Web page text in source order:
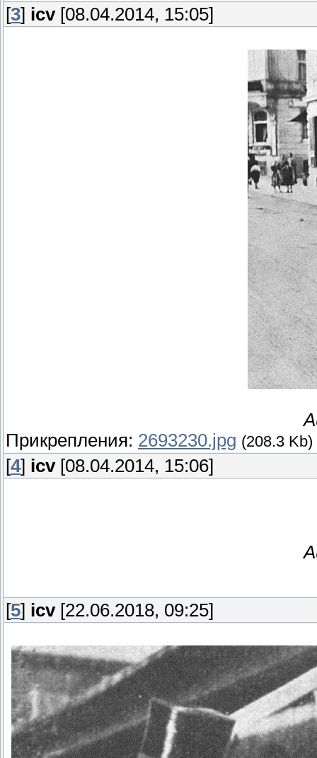
[3] icv[08.04.2014, 15:05]
Прикрепления: 2693230.jpg (208.3 Kb)
[4] icv[08.04.2014, 15:06]
[5] icv[22.06.2018, 09:25]